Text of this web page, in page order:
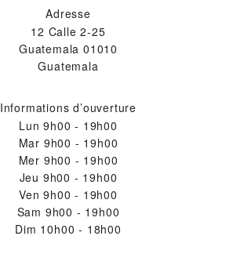
Adresse
12 Calle 2-25
Guatemala 01010
Guatemala
Informations d’ouverture
Lun 9h00 - 19h00
Mar 9h00 - 19h00
Mer 9h00 - 19h00
Jeu 9h00 - 19h00
Ven 9h00 - 19h00
Sam 9h00 - 19h00
Dim 10h00 - 18h00